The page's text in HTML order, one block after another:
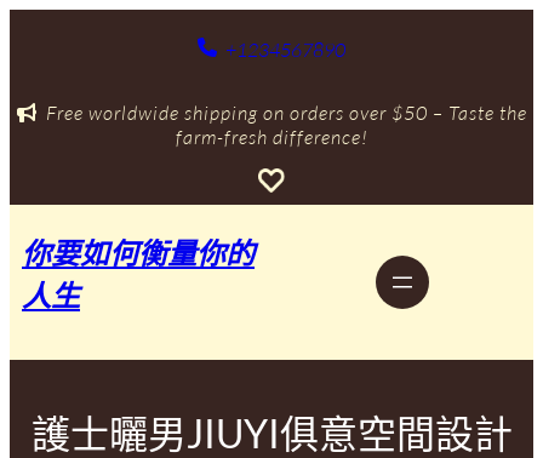
內
+1234567890
Free worldwide shipping on orders over $50 – Taste the
farm-fresh difference!
你要如何衡量你的
人生
護士曬男JIUYI俱意空間設計